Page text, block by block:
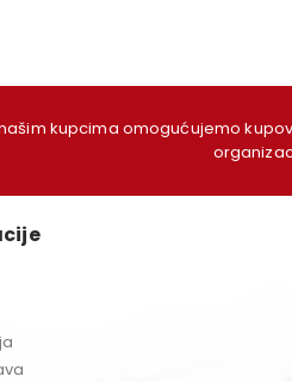
kupcima omogućujemo